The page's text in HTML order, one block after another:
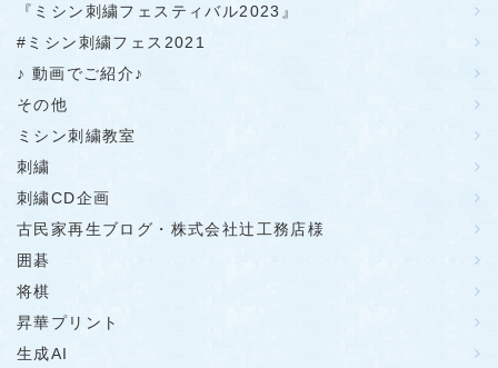
『ミシン刺繍フェスティバル2023』
#ミシン刺繍フェス2021
♪ 動画でご紹介♪
その他
ミシン刺繍教室
刺繍
刺繍CD企画
古民家再生ブログ・株式会社辻工務店様
囲碁
将棋
昇華プリント
生成AI